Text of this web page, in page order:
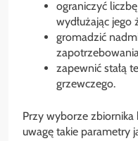
ograniczyć
wydłużając jego
gromadzić
zapewnić stałą
grzewczego.
Przy wyborze
uwagę takie parametry